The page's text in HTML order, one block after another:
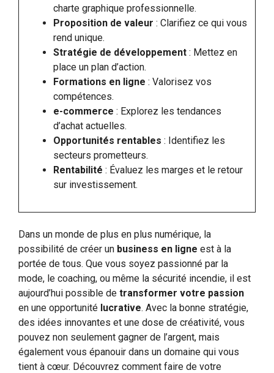
charte graphique professionnelle.
Proposition de valeur : Clarifiez ce qui vous
rend unique.
Stratégie de développement : Mettez en
place un plan d’action.
Formations en ligne : Valorisez vos
compétences.
e-commerce : Explorez les tendances
d’achat actuelles.
Opportunités rentables : Identifiez les
secteurs prometteurs.
Rentabilité : Évaluez les marges et le retour
sur investissement.
Dans un monde de plus en plus numérique, la
possibilité de créer un business en ligne est à la
portée de tous. Que vous soyez passionné par la
mode, le coaching, ou même la sécurité incendie, il est
aujourd’hui possible de transformer votre passion
en une opportunité lucrative. Avec la bonne stratégie,
des idées innovantes et une dose de créativité, vous
pouvez non seulement gagner de l’argent, mais
également vous épanouir dans un domaine qui vous
tient à cœur. Découvrez comment faire de votre